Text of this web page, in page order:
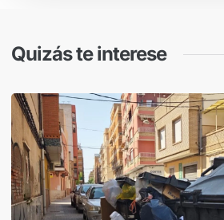
Quizás te interese